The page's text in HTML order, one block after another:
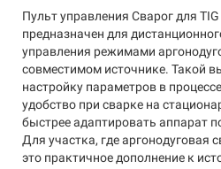
Пульт управления Сварог для
предназначен для
управления режимами
совместимом источнике. Такой
настройку параметров в
удобство при сварке на
быстрее адаптировать аппарат
Для участка, где аргонодуговая
это практичное дополнение к